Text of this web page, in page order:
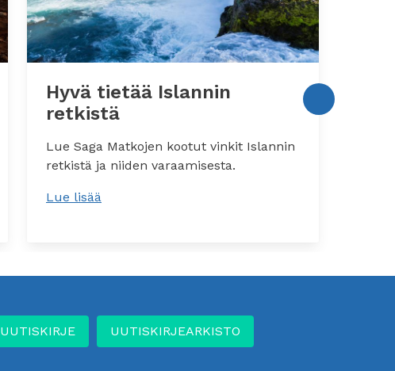
Hyvä tietää Islannin
retkistä
Lue Saga Matkojen kootut vinkit Islannin
retkistä ja niiden varaamisesta.
Lue lisää
UUTISKIRJEARKISTO